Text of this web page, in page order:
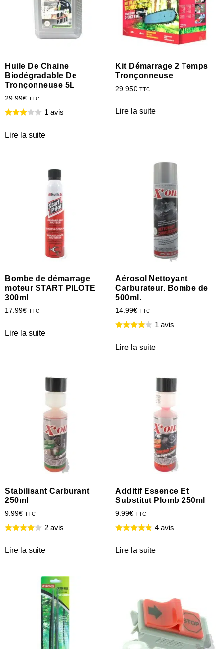
Huile De Chaine
Biodégradable De
Tronçonneuse 5L
29.99€ TTC
1 avis
Lire la suite
Kit Démarrage 2 Temps
Tronçonneuse
29.95€ TTC
Lire la suite
Bombe de démarrage
moteur START PILOTE
300ml
17.99€ TTC
Lire la suite
Aérosol Nettoyant
Carburateur. Bombe de
500ml.
14.99€ TTC
1 avis
Lire la suite
Stabilisant Carburant
250ml
9.99€ TTC
2 avis
Lire la suite
Additif Essence Et
Substitut Plomb 250ml
9.99€ TTC
4 avis
Lire la suite